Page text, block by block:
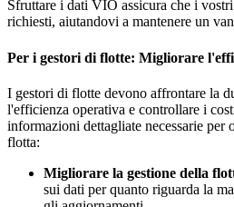
Sfruttare i dati VIO assicura che i
richiesti, aiutandovi a mantenere un
Per i gestori di flotte: Migliorare
I gestori di flotte devono affrontare la
l'efficienza operativa e controllare i
informazioni dettagliate necessarie per
flotta:
Migliorare la gestione della
sui dati per quanto riguarda la